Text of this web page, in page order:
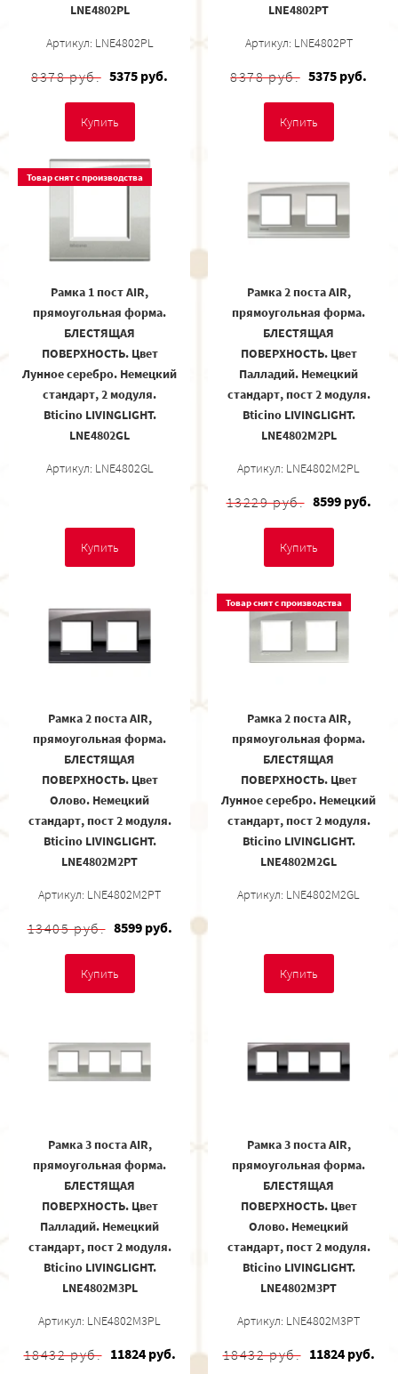
LNE4802PL
Артикул: LNE4802PL
8378 руб. 5375 руб.
Купить
LNE4802PT
Артикул: LNE4802PT
8378 руб. 5375 руб.
Купить
Товар снят с производства
Рамка 1 пост AIR,
прямоугольная форма.
БЛЕСТЯЩАЯ
ПОВЕРХНОСТЬ. Цвет
Лунное серебро. Немецкий
стандарт, 2 модуля.
Bticino LIVINGLIGHT.
LNE4802GL
Артикул: LNE4802GL
Купить
Рамка 2 поста AIR,
прямоугольная форма.
БЛЕСТЯЩАЯ
ПОВЕРХНОСТЬ. Цвет
Палладий. Немецкий
стандарт, пост 2 модуля.
Bticino LIVINGLIGHT.
LNE4802M2PL
Артикул: LNE4802M2PL
13229 руб. 8599 руб.
Купить
Рамка 2 поста AIR,
прямоугольная форма.
БЛЕСТЯЩАЯ
ПОВЕРХНОСТЬ. Цвет
Олово. Немецкий
стандарт, пост 2 модуля.
Bticino LIVINGLIGHT.
LNE4802M2PT
Артикул: LNE4802M2PT
13405 руб. 8599 руб.
Купить
Товар снят с производства
Рамка 2 поста AIR,
прямоугольная форма.
БЛЕСТЯЩАЯ
ПОВЕРХНОСТЬ. Цвет
Лунное серебро. Немецкий
стандарт, пост 2 модуля.
Bticino LIVINGLIGHT.
LNE4802M2GL
Артикул: LNE4802M2GL
Купить
Рамка 3 поста AIR,
прямоугольная форма.
БЛЕСТЯЩАЯ
ПОВЕРХНОСТЬ. Цвет
Палладий. Немецкий
стандарт, пост 2 модуля.
Bticino LIVINGLIGHT.
LNE4802M3PL
Артикул: LNE4802M3PL
18432 руб. 11824 руб.
Рамка 3 поста AIR,
прямоугольная форма.
БЛЕСТЯЩАЯ
ПОВЕРХНОСТЬ. Цвет
Олово. Немецкий
стандарт, пост 2 модуля.
Bticino LIVINGLIGHT.
LNE4802M3PT
Артикул: LNE4802M3PT
18432 руб. 11824 руб.